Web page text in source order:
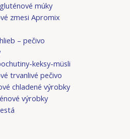
múky
zmesi Apromix
– pečivo
keksy-müsli
trvanlivé pečivo
chladené výrobky
výrobky